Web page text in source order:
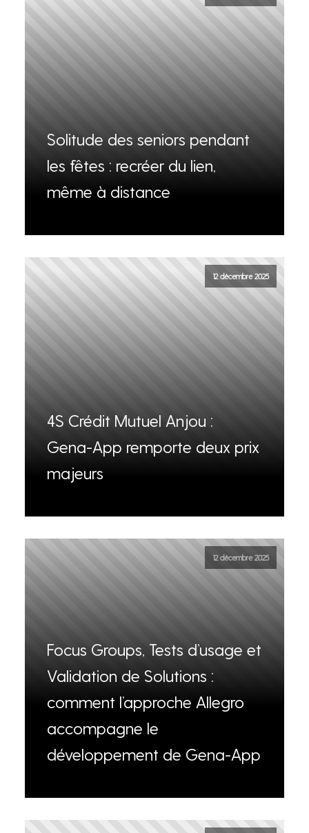
Solitude des seniors pendant
les fêtes : recréer du lien,
même à distance
12 décembre 2025
4S Crédit Mutuel Anjou :
Gena-App remporte deux prix
majeurs
12 décembre 2025
Focus Groups, Tests d’usage et
Validation de Solutions :
comment l’approche Allegro
accompagne le
développement de Gena-App